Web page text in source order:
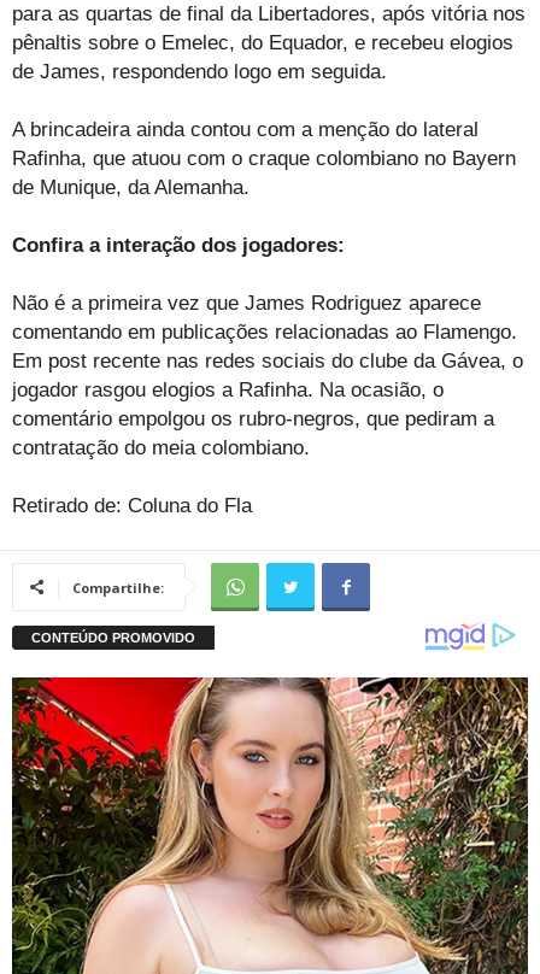
para as quartas de final da Libertadores, após vitória nos
pênaltis sobre o Emelec, do Equador, e recebeu elogios
de James, respondendo logo em seguida.
A brincadeira ainda contou com a menção do lateral
Rafinha, que atuou com o craque colombiano no Bayern
de Munique, da Alemanha.
Confira a interação dos jogadores:
Não é a primeira vez que James Rodriguez aparece
comentando em publicações relacionadas ao Flamengo.
Em post recente nas redes sociais do clube da Gávea, o
jogador rasgou elogios a Rafinha. Na ocasião, o
comentário empolgou os rubro-negros, que pediram a
contratação do meia colombiano.
Retirado de: Coluna do Fla
Compartilhe: